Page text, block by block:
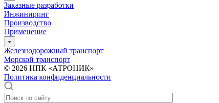
Заказные разработки
Инжиниринг
Производство
Применение
Железнодорожный транспорт
Морской транспорт
© 2026 НПК «АТРОНИК»
Политика конфиденциальности